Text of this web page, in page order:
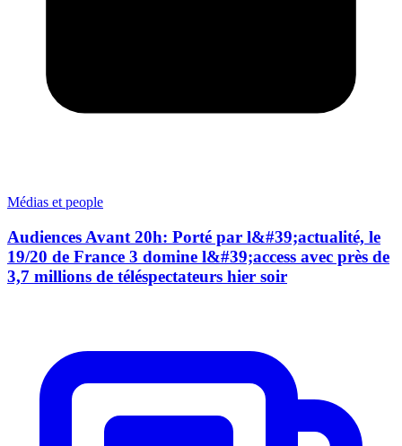
Médias et people
Audiences Avant 20h: Porté par l&#39;actualité, le
19/20 de France 3 domine l&#39;access avec près de
3,7 millions de téléspectateurs hier soir